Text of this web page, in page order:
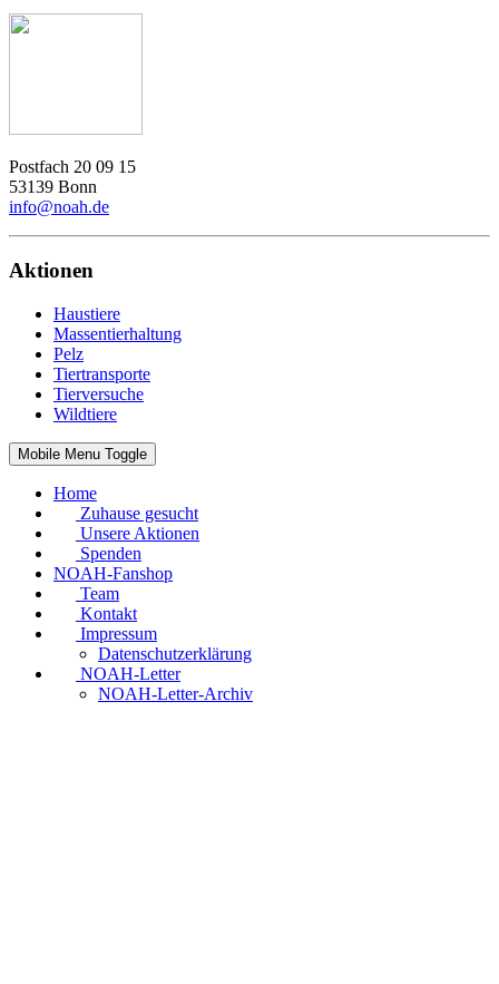
Postfach 20 09 15
53139 Bonn
info@noah.de
Aktionen
Haustiere
Massentierhaltung
Pelz
Tiertransporte
Tierversuche
Wildtiere
Mobile Menu Toggle
Home
Zuhause gesucht
Unsere Aktionen
Spenden
NOAH-Fanshop
Team
Kontakt
Impressum
Datenschutzerklärung
NOAH-Letter
NOAH-Letter-Archiv